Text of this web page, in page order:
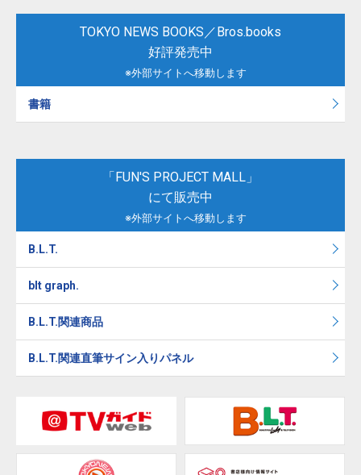
TOKYO NEWS BOOKS／Bros.books
好評発売中
※外部サイトへ移動します
書籍
「FUN'S PROJECT MALL」
にて販売中
※外部サイトへ移動します
B.L.T.
blt graph.
B.L.T.関連商品
B.L.T.関連直筆サイン入りパネル